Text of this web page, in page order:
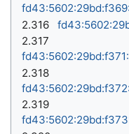
2.316
2.317
2.318
2.319